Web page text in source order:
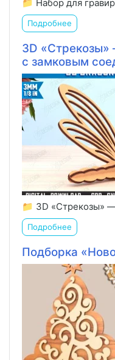
📁 Набор для
Подробнее
3D «Стрекозы»
с замковым
📁 3D «Стрекозы»
Подробнее
Подборка